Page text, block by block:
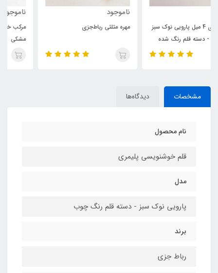
مهره مثلثی رباط‌جزی
مرکب خوشنویسی رباط‌جزی - رنگ
مشخصات دیدگاه‌ها
نام محصول
قلم خوشنویسی پلیمری
مدل
پارویی نوک سبز - دسته قلم رنگ چوب
برند
رباط‌ جزی